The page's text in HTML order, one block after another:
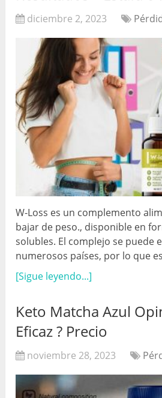
diciembre 2, 2023
W-Loss es un complemento
bajar de peso., disponible en
solubles. El complejo se puede
numerosos países, por lo que
[Sigue leyendo...]
Keto Matcha Azul
Eficaz ? Precio
noviembre 28, 2023